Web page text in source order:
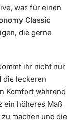
was für einen
Classic
die gerne
ihr nicht nur
die leckeren
Komfort während
ein höheres Maß
machen und die